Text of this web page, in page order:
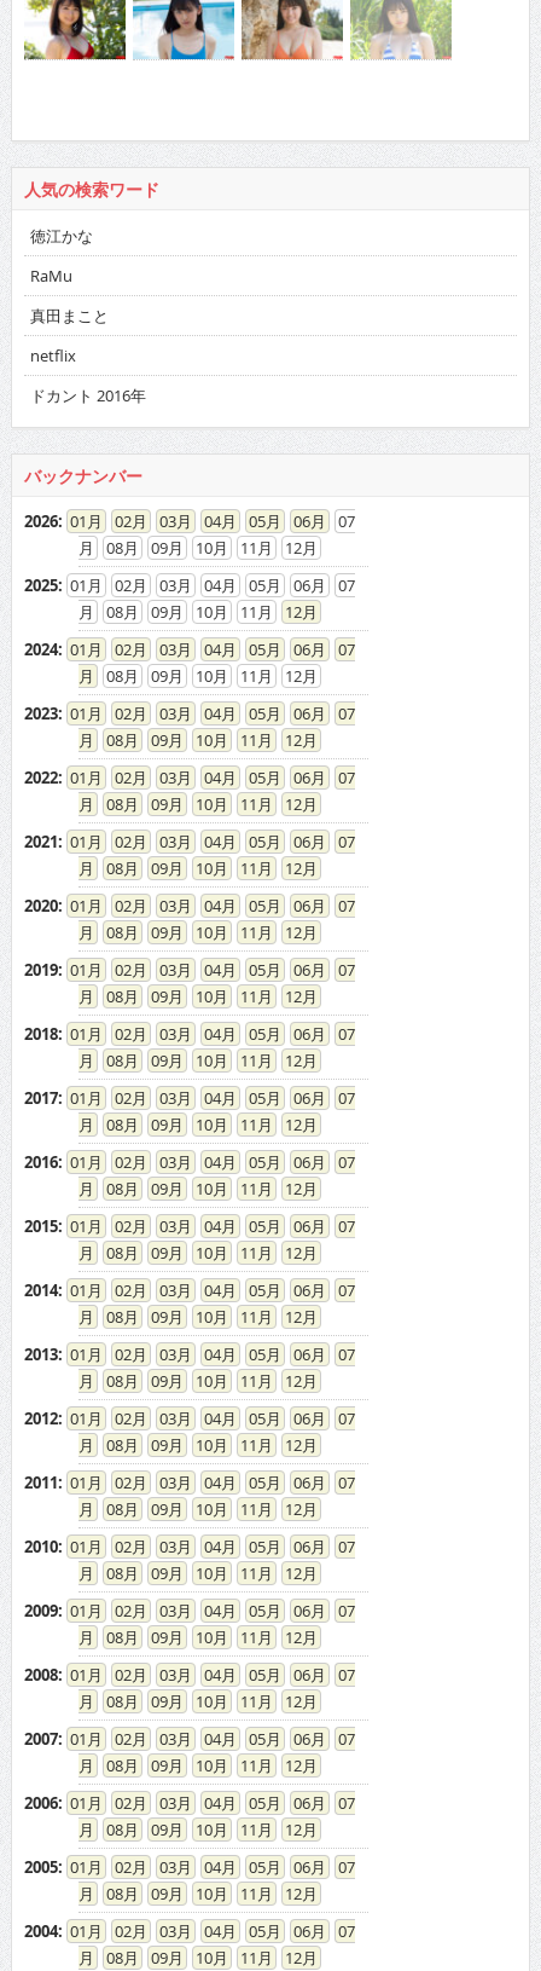
人気の検索ワード
徳江かな
RaMu
真田まこと
netflix
ドカント 2016年
バックナンバー
2026: 01 02 03 04 05 06
07
08
09 10 11
12
2025: 01 02 03 04 05 06
07
08
09 10 11
12
2024: 01 02 03 04 05 06
07
08
09 10 11
12
2023: 01 02 03 04 05 06
07
08
09 10 11
12
2022: 01 02 03 04 05 06
07
08
09 10 11
12
2021: 01 02 03 04 05 06
07
08
09 10 11
12
2020: 01 02 03 04 05 06
07
08
09 10 11
12
2019: 01 02 03 04 05 06
07
08
09 10 11
12
2018: 01 02 03 04 05 06
07
08
09 10 11
12
2017: 01 02 03 04 05 06
07
08
09 10 11
12
2016: 01 02 03 04 05 06
07
08
09 10 11
12
2015: 01 02 03 04 05 06
07
08
09 10 11
12
2014: 01 02 03 04 05 06
07
08
09 10 11
12
2013: 01 02 03 04 05 06
07
08
09 10 11
12
2012: 01 02 03 04 05 06
07
08
09 10 11
12
2011: 01 02 03 04 05 06
07
08
09 10 11
12
2010: 01 02 03 04 05 06
07
08
09 10 11
12
2009: 01 02 03 04 05 06
07
08
09 10 11
12
2008: 01 02 03 04 05 06
07
08
09 10 11
12
2007: 01 02 03 04 05 06
07
08
09 10 11
12
2006: 01 02 03 04 05 06
07
08
09 10 11
12
2005: 01 02 03 04 05 06
07
08
09 10 11
12
2004: 01 02 03 04 05 06
07
08
09 10 11
12